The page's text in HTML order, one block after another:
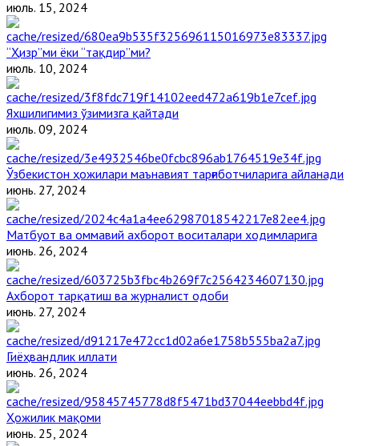
июль. 15, 2024
“Ҳизр”ми ёки “тақдир”ми?
июль. 10, 2024
Яхшилигимиз ўзимизга қайтади
июль. 09, 2024
Ўзбекистон ҳожилари маънавият тарғиботчиларига айланади
июнь. 27, 2024
Матбуот ва оммавий ахборот воситалари ходимларига
июнь. 26, 2024
Ахборот тарқатиш ва журналист одоби
июнь. 27, 2024
Гиёҳвандлик иллати
июнь. 26, 2024
Ҳожилик мақоми
июнь. 25, 2024